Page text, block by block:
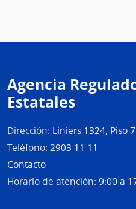
Agencia
Estatales
Dirección: Liniers 1324, Piso
Teléfono: 2903 11 11
Contacto
Horario de atención: 9:00 a